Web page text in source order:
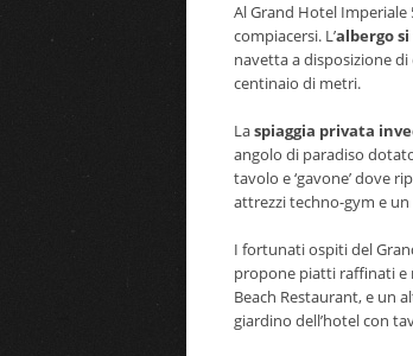
Al Grand Hotel
compiacersi. L’albergo
navetta a disposizione
centinaio di metri.
Laspiaggia privata
angolo di paradiso
tavolo e ‘gavone’ dove
attrezzi techno-gym e
I fortunati ospiti del
propone piatti raffinati e
Beach Restaurant, e un
giardino dell’hotel con